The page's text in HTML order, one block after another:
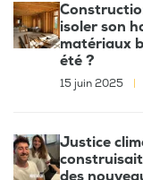
isoler son
matériaux
été ?
15 juin 2025
Justice
construisait